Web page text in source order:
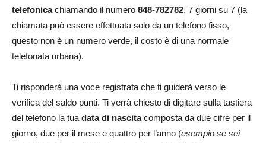
telefonicachiamando il numero 848-782782, 7 giorni su 7 (la
chiamata può essere effettuata solo da un telefono fisso,
questo non è un numero verde, il costo è di una normale
telefonata urbana).
Ti risponderà una voce registrata che ti guiderà verso le
verifica del saldo punti. Ti verrà chiesto di digitare sulla tastiera
del telefono la tua data di nascitacomposta da due cifre per il
giorno, due per il mese e quattro per l’anno (esempio se sei